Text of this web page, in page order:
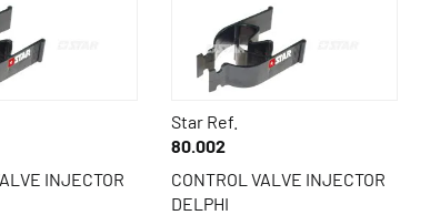
INJECTOR
Star Ref.
80.002
CONTROL VALVE INJECTOR
DELPHI